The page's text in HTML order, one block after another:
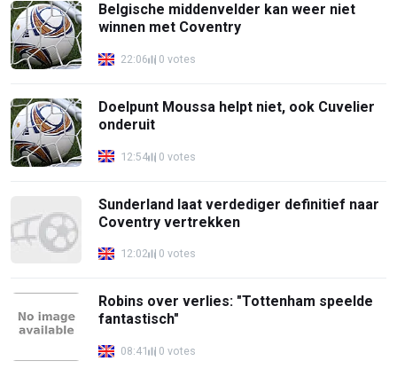
Belgische middenvelder kan weer niet
winnen met Coventry
22:06 0 votes
Doelpunt Moussa helpt niet, ook Cuvelier
onderuit
12:54 0 votes
Sunderland laat verdediger definitief naar
Coventry vertrekken
12:02 0 votes
Robins over verlies: "Tottenham speelde
fantastisch"
08:41 0 votes